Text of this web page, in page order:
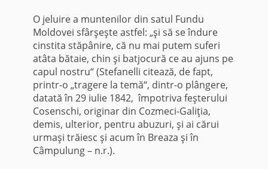
O jeluire a muntenilor din satul Fundu
Moldovei sfârşeşte astfel: „şi să se îndure
cinstita stăpânire, că nu mai putem suferi
atâta bătaie, chin şi batjocură ce au ajuns pe
capul nostru“ (Stefanelli citează, de fapt,
printr-o „tragere la temă“, dintr-o plângere,
datată în 29 iulie 1842, împotriva feşterului
Cosenschi, originar din Cozmeci-Galiţia,
demis, ulterior, pentru abuzuri, şi ai cărui
urmaşi trăiesc şi acum în Breaza şi în
Câmpulung – n.r.).